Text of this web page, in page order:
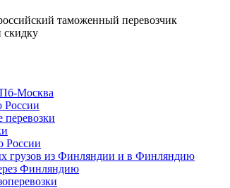
таможенный перевозчик
скидку
Москва
России
России
грузов из Финляндии и в Финляндию
Финляндию